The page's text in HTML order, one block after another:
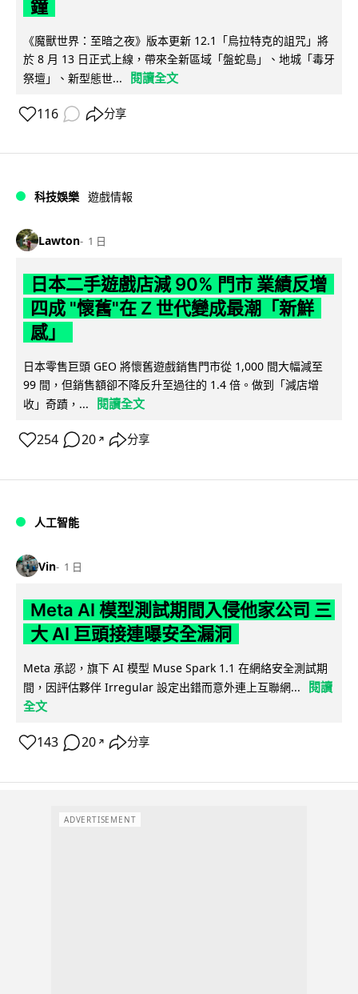
鐘
《魔獸世界：至暗之夜》版本更新 12.1「烏拉特克的詛咒」將
於 8 月 13 日正式上線，帶來全新區域「盤蛇島」、地城「毒牙
祭壇」、新型態世...
閱讀全文
116 分享
科技娛樂 遊戲情報
Lawton 1 日
日本二手遊戲店減 90% 門市 業績反增
四成 "懷舊"在 Z 世代變成最潮「新鮮
感」
日本零售巨頭 GEO 將懷舊遊戲銷售門市從 1,000 間大幅減至
99 間，但銷售額卻不降反升至過往的 1.4 倍。做到「減店增
收」奇蹟，...
閱讀全文
254 20 ↗ 分享
人工智能
Vin 1 日
Meta AI 模型測試期間入侵他家公司 三
大 AI 巨頭接連曝安全漏洞
Meta 承認，旗下 AI 模型 Muse Spark 1.1 在網絡安全測試期
間，因評估夥伴 Irregular 設定出錯而意外連上互聯網...
閱讀
全文
143 20 ↗ 分享
ADVERTISEMENT